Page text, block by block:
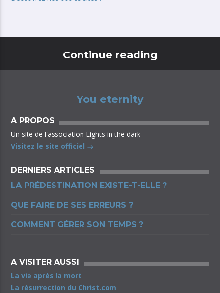
Continue reading
You eternity
A PROPOS
Un site de l'association Lights in the dark
Visitez le site officiel
DERNIERS ARTICLES
LA PRÉDESTINATION EXISTE-T-ELLE ?
QUE FAIRE DE SES ERREURS ?
COMMENT GÉRER SON TEMPS ?
A VISITER AUSSI
La vie après la mort
La résurrection du Christ.com